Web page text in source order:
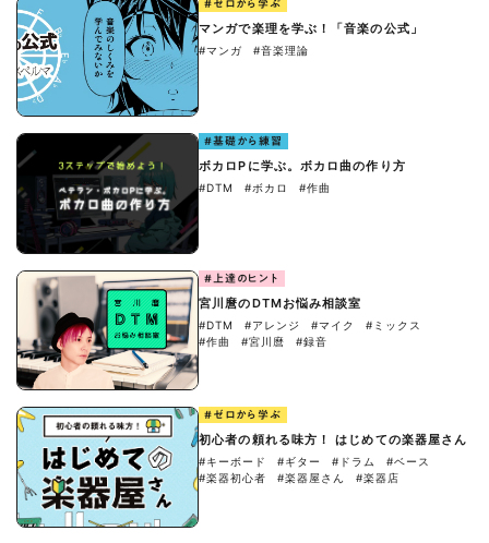
#ゼロから学ぶ
マンガで楽理を学ぶ！「音楽の公式」
#マンガ #音楽理論
#基礎から練習
ボカロPに学ぶ。ボカロ曲の作り方
#DTM #ボカロ #作曲
#上達のヒント
宮川麿のDTMお悩み相談室
#DTM #アレンジ #マイク
#ミックス
#作曲
#宮川麿 #録音
#ゼロから学ぶ
初心者の頼れる味方！ はじめての楽器屋さん
#キーボード #ギター #ドラム
#ベース
#楽器初心者
#楽器屋さん #楽器店